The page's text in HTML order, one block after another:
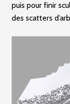
puis pour finir
des scatters